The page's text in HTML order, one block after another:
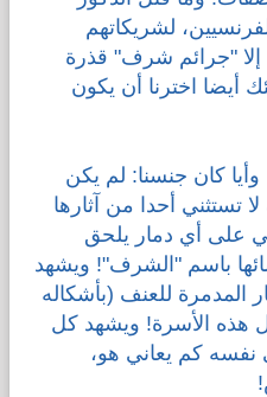
لشريكاتهم
إلا "جرائم شرف" قذرة
أيضا اخترنا أن يكون
وأيا كان جنسنا: لم يكن
تستثني أحدا من آثارها
على أي دمار يلحق
باسم "الشرف"! ويشهد
للعنف (بأشكاله
هذه الأسرة! ويشهد كل
كم يعاني هو،